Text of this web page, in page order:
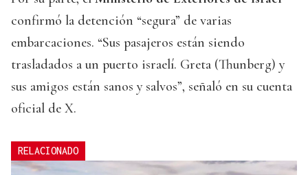
confirmó la detención “segura” de varias
embarcaciones. “Sus pasajeros están siendo
trasladados a un puerto israelí. Greta (Thunberg) y
sus amigos están sanos y salvos”, señaló en su cuenta
oficial de X.
RELACIONADO